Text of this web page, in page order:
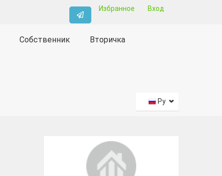
Избранное Вход
Собственник Вторичка
Ру